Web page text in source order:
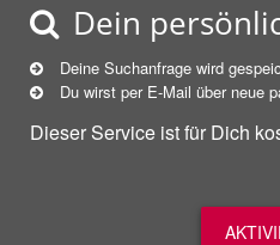
Dein
Deine Suchanfrage wird
Du wirst per E-Mail über neue
Dieser Service ist für Dich